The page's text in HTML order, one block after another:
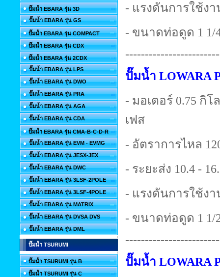
ปั๊มน้ำ EBARA รุ่น 3D
ปั๊มน้ำ EBARA รุ่น GS
ปั๊มน้ำ EBARA รุ่น COMPACT
ปั๊มน้ำ EBARA รุ่น CDX
ปั๊มน้ำ EBARA รุ่น 2CDX
ปั๊มน้ำ EBARA รุ่น LPS
ปั๊มน้ำ EBARA รุ่น DWO
ปั๊มน้ำ EBARA รุ่น PRA
ปั๊มน้ำ EBARA รุ่น AGA
ปั๊มน้ำ EBARA รุ่น CDA
ปั๊มน้ำ EBARA รุ่น CMA-B-C-D-R
ปั๊มน้ำ EBARA รุ่น EVM - EVMG
ปั๊มน้ำ EBARA รุ่น JESX-JEX
ปั๊มน้ำ EBARA รุ่น DWC
ปั๊มน้ำ EBARA รุ่น 3LSF-2POLE
ปั๊มน้ำ EBARA รุ่น 3LSF-4POLE
ปั๊มน้ำ EBARA รุ่น MATRIX
ปั๊มน้ำ EBARA รุ่น DVSA DVS
ปั๊มน้ำ EBARA รุ่น DML
ปั๊มน้ำ TSURUMI
ปั๊มน้ำ TSURUMI รุ่น B
ปั๊มน้ำ TSURUMI รุ่น C
- แรงดันการใช้งา
- ขนาดท่อดูด 1 1/
ปั๊มน้ำ LOWARA
- มอเตอร์ 0.75 กิโ
เฟส
- อัตราการไหล
- ระยะส่ง 10.4 -
- แรงดันการใช้งา
- ขนาดท่อดูด 1 1/
ปั๊มน้ำ LOWARA